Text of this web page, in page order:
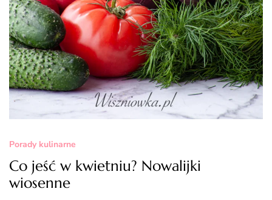
Porady kulinarne
Co jeść w kwietniu? Nowalijki
wiosenne